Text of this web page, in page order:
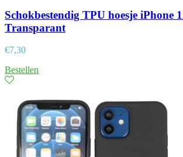
Schokbestendig TPU hoesje iPhone
Transparant
€7,30
Bestellen